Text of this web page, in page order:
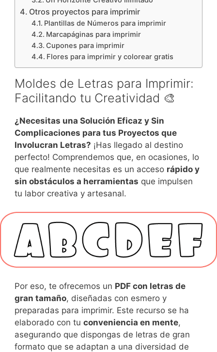
Otros proyectos para imprimir
Plantillas de Números para imprimir
Marcapáginas para imprimir
Cupones para imprimir
Flores para imprimir y colorear gratis
Moldes de Letras para Imprimir:
Facilitando tu Creatividad 🎨
¿Necesitas una Solución Eficaz y Sin
Complicaciones para tus Proyectos que
Involucran Letras? ¡Has llegado al destino
perfecto! Comprendemos que, en ocasiones, lo
que realmente necesitas es un acceso rápido y
sin obstáculos a herramientas que impulsen
tu labor creativa y artesanal.
Por eso, te ofrecemos un PDF con letras de
gran tamaño, diseñadas con esmero y
preparadas para imprimir. Este recurso se ha
elaborado con tu conveniencia en mente,
asegurando que dispongas de letras de gran
formato que se adaptan a una diversidad de